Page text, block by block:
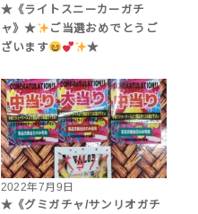
★《ライトスニーカーガチ
ャ》★
ご当選おめでとうご
ざいます
★
2022年7月9日
★《グミガチャ/サンリオガチ